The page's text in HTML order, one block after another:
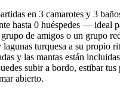
en 3 camarotes y 3
hasta 0 huéspedes — ideal
de amigos o un grupo
lagunas turquesa a su propio
y las mantas están
subir a bordo, estibar
abierto.